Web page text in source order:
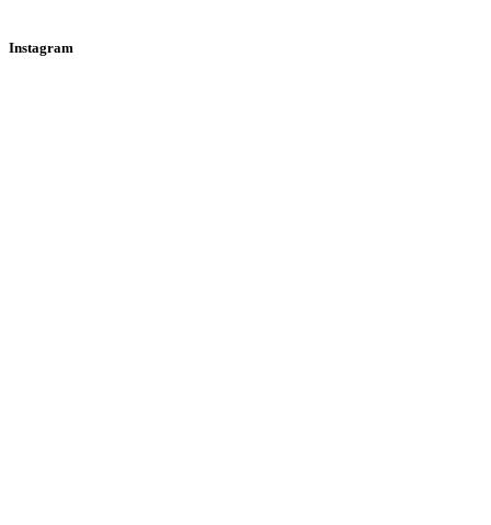
Instagram